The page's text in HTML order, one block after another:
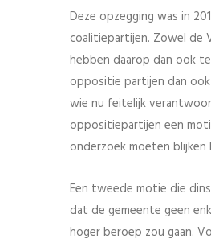
Deze opzegging was in
coalitiepartijen. Zowel de
hebben daarop dan ook
oppositie partijen dan
wie nu feitelijk
oppositiepartijen een
onderzoek moeten
Een tweede motie die
dat de gemeente geen
hoger beroep zou gaan.